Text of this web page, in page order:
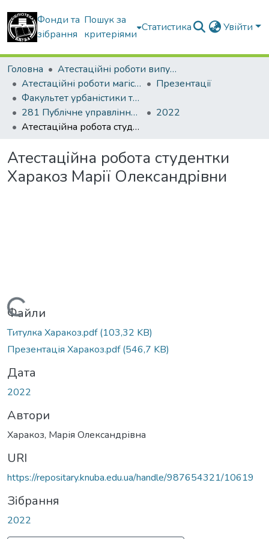
Фонди та
зібрання
Пошук за
критеріями
Статистика Увійти
Головна
Атестаційні роботи випускників
Атестаційні роботи магістрів
Презентації
Факультет урбаністики та просторового планування
281 Публічне управління та адміністрування. Державне управління у сфері містобудівної діяльності
2022
Атестаційна робота студентки Харакоз Марії Олександрівни
Атестаційна робота студентки
Харакоз Марії Олександрівни
Вантажиться...
Файли
Титулка Харакоз.pdf(103,32 KB)
Презентація Харакоз.pdf(546,7 KB)
Дата
2022
Автори
Харакоз, Марія Олександрівна
URI
https://repositary.knuba.edu.ua/handle/987654321/10619
Зібрання
2022